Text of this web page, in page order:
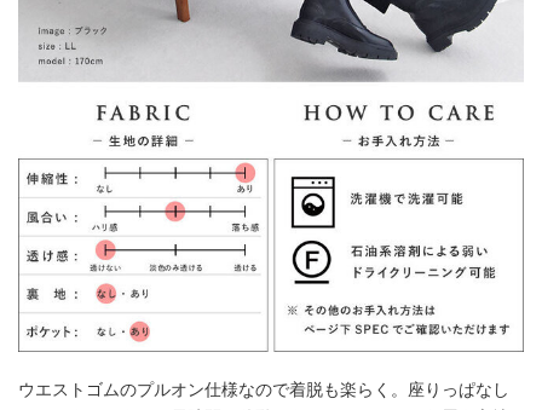
ウエストゴムのプルオン仕様なので着脱も楽らく。座りっぱなし